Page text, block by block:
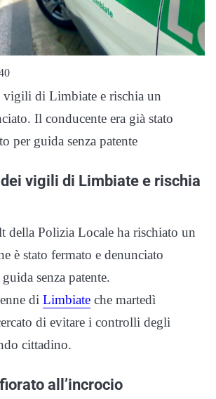
vigili di Limbiate e rischia un
Il conducente era già stato
per guida senza patente
dei vigili di Limbiate e rischia
della Polizia Locale ha rischiato un
è stato fermato e denunciato
senza patente.
di Limbiate che martedì
di evitare i controlli degli
cittadino.
all’incrocio